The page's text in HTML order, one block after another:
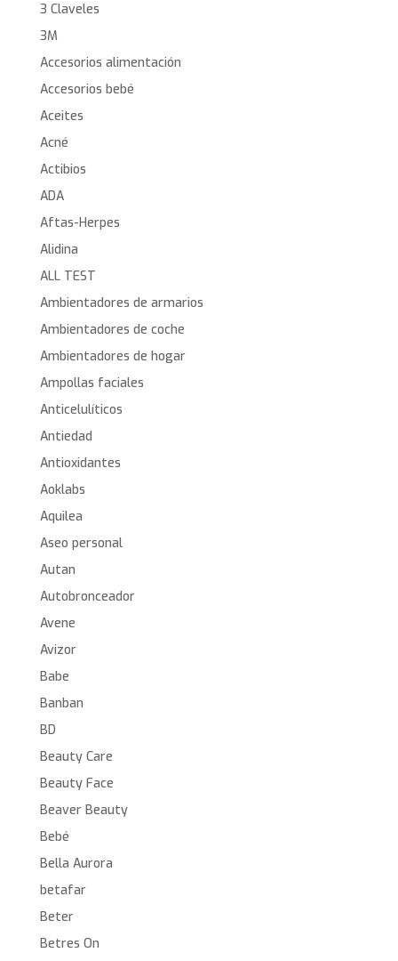
3 Claveles
3M
Accesorios alimentación
Accesorios bebé
Aceites
Acné
Actibios
ADA
Aftas-Herpes
Alidina
ALL TEST
Ambientadores de armarios
Ambientadores de coche
Ambientadores de hogar
Ampollas faciales
Anticelulíticos
Antiedad
Antioxidantes
Aoklabs
Aquilea
Aseo personal
Autan
Autobronceador
Avene
Avizor
Babe
Banban
BD
Beauty Care
Beauty Face
Beaver Beauty
Bebé
Bella Aurora
betafar
Beter
Betres On